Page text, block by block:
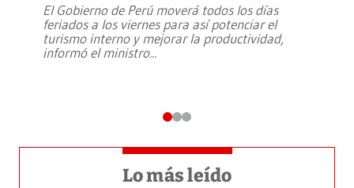
El Gobierno de Perú moverá todos los días
feriados a los viernes para así potenciar el
turismo interno y mejorar la productividad,
informó el ministro...
Lo más leído